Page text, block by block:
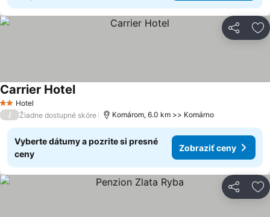
Zdieľať
2 Počet hviezdičiek
Hotel
Carrier HotelZobraziť ceny
/ Žiadne dostupné skóre Komárom, 6.0 km >> Komárno
Vyberte dátumy a pozrite si presné
ceny
Zobraziť ceny
Zdieľať